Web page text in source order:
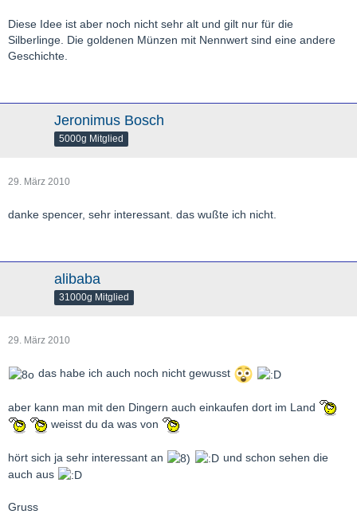
Diese Idee ist aber noch nicht sehr alt und gilt nur für die
Silberlinge. Die goldenen Münzen mit Nennwert sind eine andere
Geschichte.
Jeronimus Bosch
5000g Mitglied
29. März 2010
danke spencer, sehr interessant. das wußte ich nicht.
alibaba
31000g Mitglied
29. März 2010
das habe ich auch noch nicht gewusst
aber kann man mit den Dingern auch einkaufen dort im Land
weisst du da was von
hört sich ja sehr interessant an
und schon sehen die
auch aus
Gruss